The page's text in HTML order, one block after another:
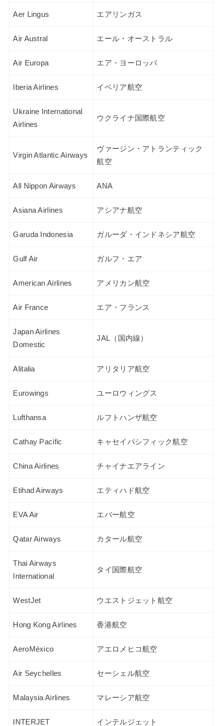
Aer Lingus エアリンガス
Air Austral エール・オーストラル
Air Europa エア・ヨーロッパ
Iberia Airlines イベリア航空
Ukraine International
Airlines
ウクライナ国際航空
Virgin Atlantic Airways
ヴァージン・アトランティック
航空
All Nippon Airways ANA
Asiana Airlines アシアナ航空
Garuda Indonesia ガルーダ・インドネシア航空
Gulf Air ガルフ・エア
American Airlines アメリカン航空
Air France エア・フランス
Japan Airlines
Domestic
JAL（国内線）
Alitalia アリタリア航空
Eurowings ユーロウィングス
Lufthansa ルフトハンザ航空
Cathay Pacific キャセイパシフィック航空
China Airlines チャイナエアライン
Etihad Airways エティハド航空
EVA Air エバー航空
Qatar Airways カタール航空
Thai Airways
International
タイ国際航空
WestJet ウエストジェット航空
Hong Kong Airlines 香港航空
AeroMéxico アエロメヒコ航空
Air Seychelles セーシェル航空
Malaysia Airlines マレーシア航空
INTERJET インテルジェット